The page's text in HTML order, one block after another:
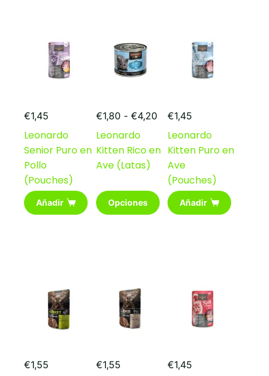
pueden
producto
€1,45
Leonardo
Senior Puro en
Pollo
(Pouches)
Añadir
€1,80 - €4,20Rango
precios:
desde
€1,80
hasta
€4,20
Leonardo
Kitten Rico en
Ave (Latas)
Opciones
Este
producto
pueden
elegir
producto
€1,45
Leonardo
Kitten Puro en
Ave
(Pouches)
Añadir
€1,55 €1,55 €1,45